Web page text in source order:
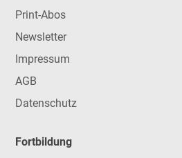
Print-Abos
Newsletter
Impressum
AGB
Datenschutz
Fortbildung